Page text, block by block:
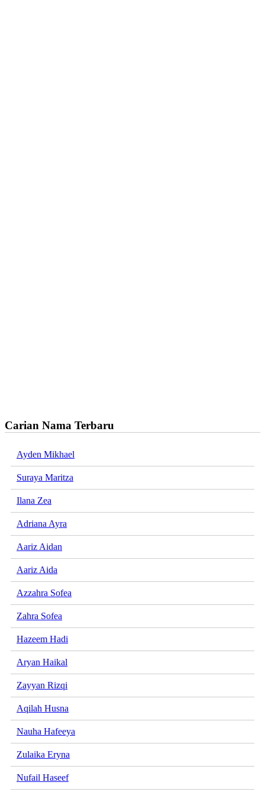
Carian Nama Terbaru
Ayden Mikhael
Suraya Maritza
Ilana Zea
Adriana Ayra
Aariz Aidan
Aariz Aida
Azzahra Sofea
Zahra Sofea
Hazeem Hadi
Aryan Haikal
Zayyan Rizqi
Aqilah Husna
Nauha Hafeeya
Zulaika Eryna
Nufail Haseef